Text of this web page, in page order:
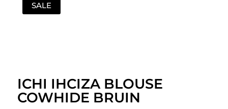
SALE
ICHI IHCIZA BLOUSE
COWHIDE BRUIN